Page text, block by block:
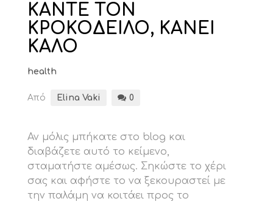
ΚΑΝΤΕ ΤΟΝ
ΚΡΟΚΟΔΕΙΛΟ, ΚΑΝΕΙ
ΚΑΛΟ
health
Από Elina Vaki 0
Αν μόλις μπήκατε στο blog και
διαβάζετε αυτό το κείμενο,
σταματήστε αμέσως. Σηκώστε το χέρι
σας και αφήστε το να ξεκουραστεί με
την παλάμη να κοιτάει προς το